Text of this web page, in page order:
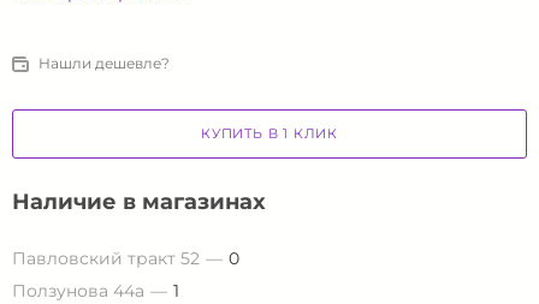
Нашли дешевле?
КУПИТЬ В 1 КЛИК
Наличие в магазинах
Павловский тракт 52
0
Ползунова 44а
1